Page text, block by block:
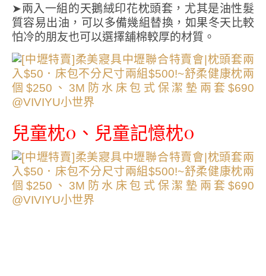
➤兩入一組的天鵝絨印花枕頭套，尤其是油性髮
質容易出油，可以多備幾組替換，如果冬天比較
怕冷的朋友也可以選擇舖棉較厚的材質。
兒童枕0、兒童記憶枕0